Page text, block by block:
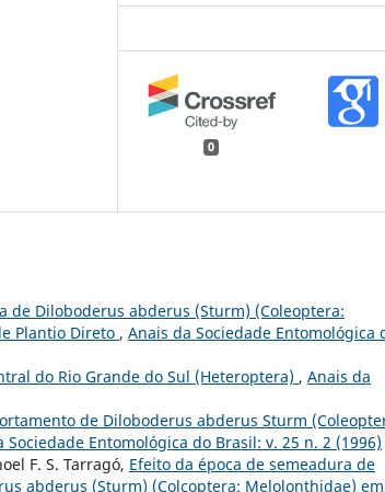
0
de Diloboderus abderus (Sturm) (Coleoptera:
Plantio Direto , Anais da Sociedade Entomológica
do Rio Grande do Sul (Heteroptera) , Anais da
de Diloboderus abderus Sturm
Sociedade Entomológica do Brasil: v. 25 n. 2 (1996)
F. S. Tarragó, Efeito da época de semeadura de
abderus (Sturm) (Colcoptera: Melolonthidae) em